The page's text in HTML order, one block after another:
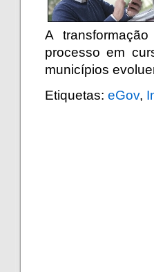
A
processo em
municípios
Etiquetas: eGov,